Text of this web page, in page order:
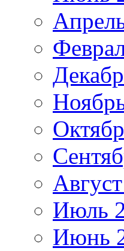
Июль
Июнь